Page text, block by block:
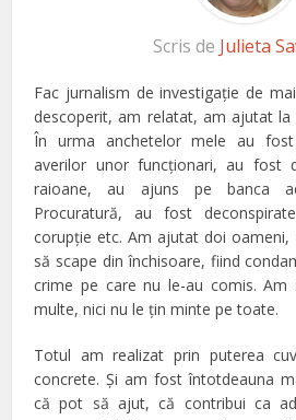
Scris de Julieta
Fac jurnalism de investigaţie de
descoperit, am relatat, am ajutat la
În urma anchetelor mele au
averilor unor funcţionari, au fost
raioane, au ajuns pe banca
Procuratură, au fost
corupţie etc. Am ajutat doi
să scape din închisoare, fiind
crime pe care nu le-au comis.
multe, nici nu le ţin minte pe toate.
Totul am realizat prin puterea
concrete. Şi am fost întotdeauna
că pot să ajut, că contribui ca